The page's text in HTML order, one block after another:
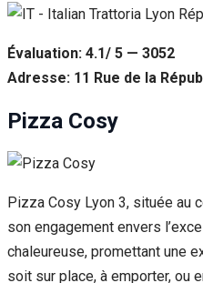
Évaluation: 4.1/ 5 — 3052
Adresse: 11 Rue de la
Pizza Cosy
Pizza Cosy Lyon 3, située au
son engagement envers
chaleureuse, promettant une
soit sur place, à emporter, ou